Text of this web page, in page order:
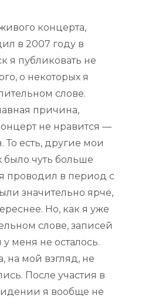
концерта,
в 2007 году в
я публиковать не
о некоторых я
слове.
причина,
не нравится —
То есть, другие мои
было чуть больше
проводил в период с
значительно ярче,
Но, как я уже
слове, записей
меня не осталось.
на мой взгляд, не
После участия в
я вообще не